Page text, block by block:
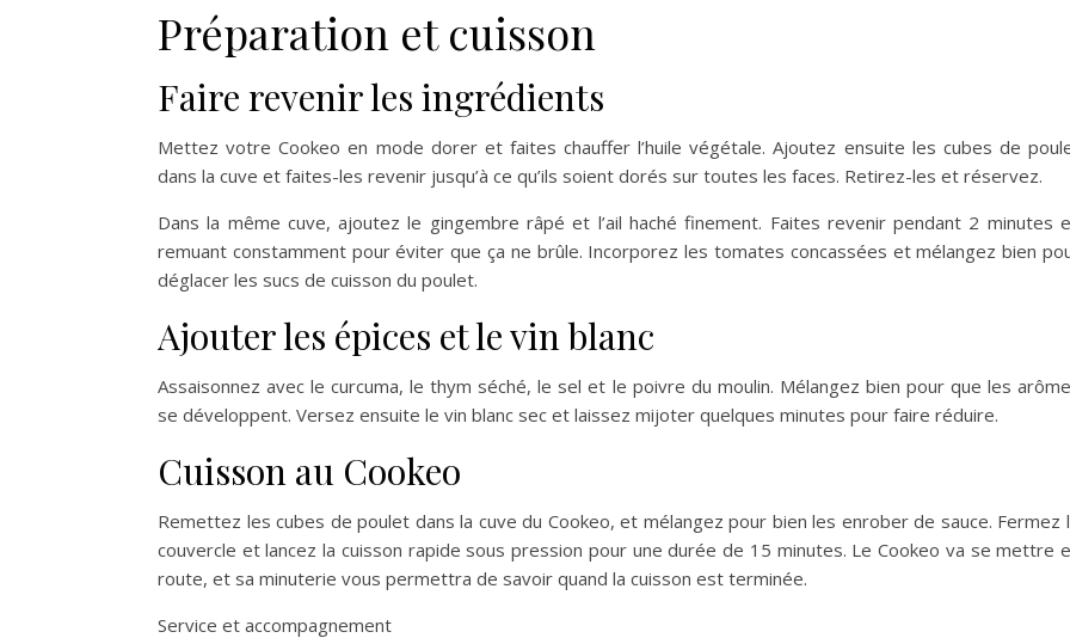
Préparation et cuisson
Faire revenir les ingrédients
Mettez votre Cookeo en mode dorer et faites chauffer l’huile végétale. Ajoutez ensuite les cubes de
dans la cuve et faites-les revenir jusqu’à ce qu’ils soient dorés sur toutes les faces. Retirez-les et réservez.
Dans la même cuve, ajoutez le gingembre râpé et l’ail haché finement. Faites revenir pendant 2 minutes
remuant constamment pour éviter que ça ne brûle. Incorporez les tomates concassées et mélangez bien
déglacer les sucs de cuisson du poulet.
Ajouter les épices et le vin blanc
Assaisonnez avec le curcuma, le thym séché, le sel et le poivre du moulin. Mélangez bien pour que les
se développent. Versez ensuite le vin blanc sec et laissez mijoter quelques minutes pour faire réduire.
Cuisson au Cookeo
Remettez les cubes de poulet dans la cuve du Cookeo, et mélangez pour bien les enrober de sauce. Fermez
couvercle et lancez la cuisson rapide sous pression pour une durée de 15 minutes. Le Cookeo va se mettre
route, et sa minuterie vous permettra de savoir quand la cuisson est terminée.
Service et accompagnement